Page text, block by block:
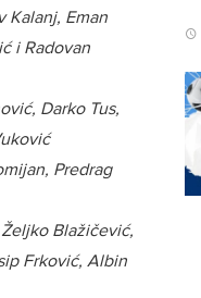
Kalanj, Eman
i Radovan
Darko Tus,
Predrag
Blažičević,
Frković, Albin